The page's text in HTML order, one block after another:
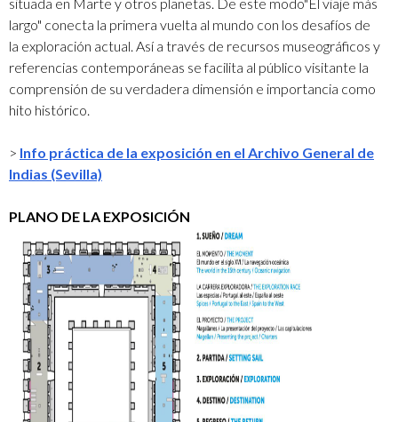
situada en Marte y otros planetas. De este modo"El viaje más
largo" conecta la primera vuelta al mundo con los desafíos de
la exploración actual. Así a través de recursos museográficos y
referencias contemporáneas se facilita al público visitante la
comprensión de su verdadera dimensión e importancia como
hito histórico.
> Info práctica de la exposición en el Archivo General de
Indias (Sevilla)
PLANO DE LA EXPOSICIÓN